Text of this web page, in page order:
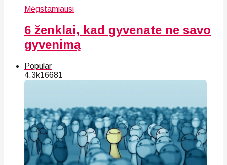
Mėgstamiausi
6 ženklai, kad gyvenate ne savo
gyvenimą
Popular
4.3k16681